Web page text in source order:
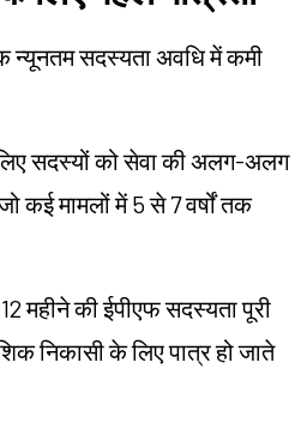
न्यूनतम सदस्यता अवधि में कमी
सदस्यों को सेवा की अलग-अलग
कई मामलों में 5 से 7 वर्षों तक
महीने की ईपीएफ सदस्यता पूरी
निकासी के लिए पात्र हो जाते